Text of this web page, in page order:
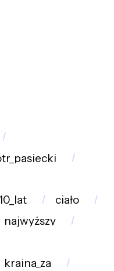
ciało
najwyższy
kraina_za